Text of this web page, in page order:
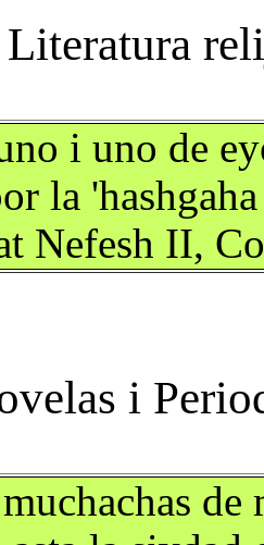
i uno de
la
Nefesh II,